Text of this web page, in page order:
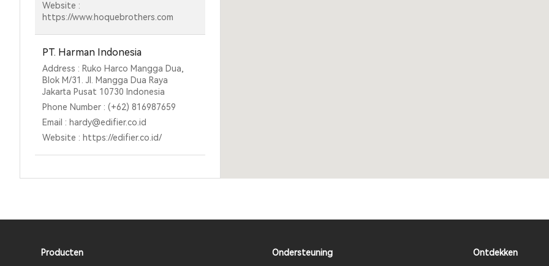
Website :
https://www.hoquebrothers.com
PT. Harman Indonesia
Address : Ruko Harco Mangga Dua,
Blok M/31. Jl. Mangga Dua Raya
Jakarta Pusat 10730 Indonesia
Phone Number : (+62) 816987659
Email : hardy@edifier.co.id
Website : https://edifier.co.id/
Phone (Service) : +912066050600
Producten Ondersteuning Ontdekken